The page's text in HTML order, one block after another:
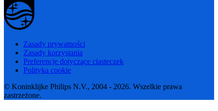
Zasady prywatności
Zasady korzystania
Preferencje dotyczące ciasteczek
Polityka cookie
© Koninklijke Philips N.V., 2004 - 2026. Wszelkie prawa
zastrzeżone.